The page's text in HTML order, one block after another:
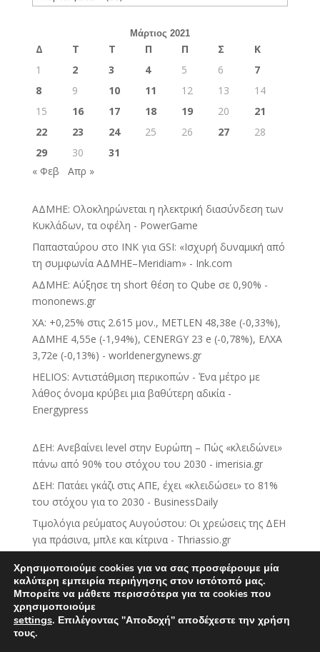
Μάρτιος 2021
Δ Τ Τ Π Π Σ
Κ
1
2 3 4 5 6
7
8
9 10 11 12 13
14
15
16 17 18 19 20
21
22
23 24 25 26 27
28
29
30
31
« Φεβ
Απρ »
ΑΔΜΗΕ: Ολοκληρώνεται η ηλεκτρική διασύνδεση των
Κυκλάδων, τα οφέλη - PowerGame
Παπασταύρου στο INK για GSI: «Ισχυρή δυναμική από
τη συμφωνία ΑΔΜΗΕ–Meridiam» - Ink.com
ΑΔΜΗΕ: Αύξησε τη short θέση το Qube σε 0,90% -
mononews.gr
ΧΑ: +0,25% στις 2.615 μον., METLEN 48,38e (-0,33%),
ΑΔΜΗΕ 4,55e (-1,94%), CENERGY 23 e (-0,78%), ΕΛΧΑ
3,72e (-0,13%) - worldenergynews.gr
HELIOS: Αντιστάθμιση περικοπών - Ένα μέτρο με
λάθος όνομα κρύβει μια βαθύτερη αδικία -
Energypress
ΔΕΗ: Ανεβαίνει level στην Ευρώπη – Πώς «κλειδώνει»
πάνω από 90% του στόχου του 2030 - imerisia.gr
ΔΕΗ: Πατάει γκάζι στις ΑΠΕ, έχει «κλειδώσει» το 81%
του στόχου για το 2030 - BusinessDaily
Τιμολόγια ρεύματος Αυγούστου: Οι χρεώσεις της ΔΕΗ
για πράσινα, μπλε και κίτρινα - Thriassio.gr
ΔΕΗ: Αμετάβλητες οι τιμές του πράσινου τιμολογίου
ρεύματος για τον Αύγουστο - CNN.gr
Νέα στρατηγική κίνηση της ΔΕΗ με εξαγορές
θυγατρικών στην Πολωνία και Ουγγαρία -
sofokleous10.gr
Χρησιμοποιούμε cookies για να σας προσφέρουμε μία
καλύτερη εμπειρία περιήγησης στον ιστότοπό μας.
Μπορείτε να μάθετε περισσότερα για τα cookies που
χρησιμοποιούμε
settings. Επιλέγοντας "Αποδοχή" αποδέχεστε την χρήση
τους.